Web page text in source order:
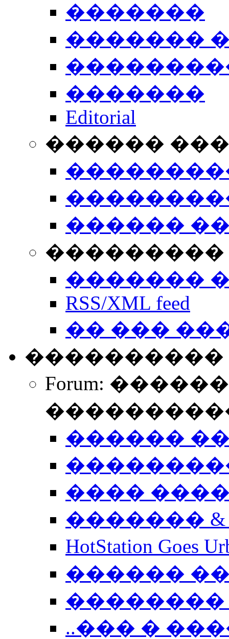
�������
�������
�������
Editorial
������
������
���������
�������
RSS/XML feed
�� ���
����������
Forum:
������
����
�������
HotStation
������
��������
..��� �